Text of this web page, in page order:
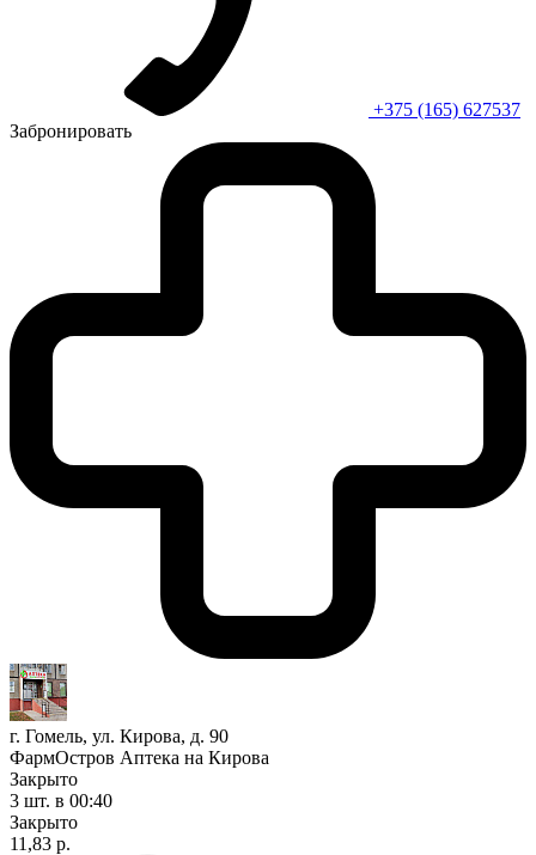
+375 (165) 627537
Забронировать
г. Гомель, ул. Кирова, д. 90
ФармОстров Аптека на Кирова
Закрыто
3 шт. в 00:40
Закрыто
11,83 р.